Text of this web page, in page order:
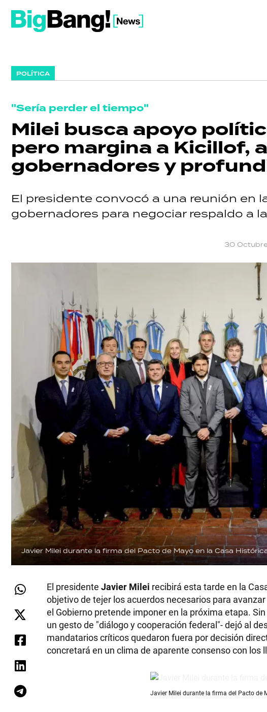
POLÍTICA
"Sería perder el tiempo"
Milei busca apoyo
pero margina a Kicillof,
gobernadores y
El presidente convocó a una reunión en
gobernadores para negociar respaldo a
30
Javier Milei durante la firma del Pacto de Mayo en la Casa
El presidente Javier Milei recibirá esta tarde en la
objetivo de tejer los acuerdos necesarios para
el Gobierno pretende imponer en la próxima etapa.
un gesto de "diálogo y cooperación federal"- dejó al
mandatarios críticos quedaron fuera por decisión
concretará en un clima de aparente consenso con los
Javier Milei durante la firma del Pacto de